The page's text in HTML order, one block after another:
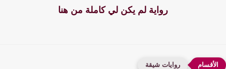
رواية لم يكن لي كاملة من هنا
روايات شيقة